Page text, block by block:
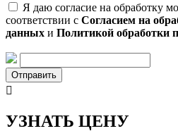
Я даю согласие на обработку
соответствии с Согласием на
данных и Политикой обработки
Отправить

УЗНАТЬ ЦЕНУ